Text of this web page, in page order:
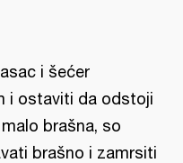
i šećer
i ostaviti da odstoji
brašna, so
brašno i zamrsiti